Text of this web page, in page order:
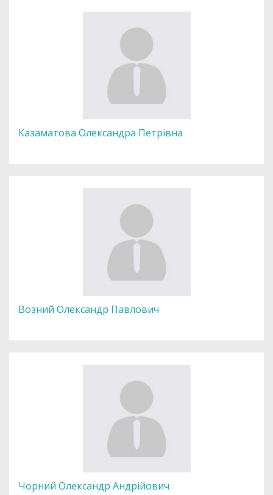
Казаматова Олександра Петрівна
Возний Олександр Павлович
Чорний Олександр Андрійович